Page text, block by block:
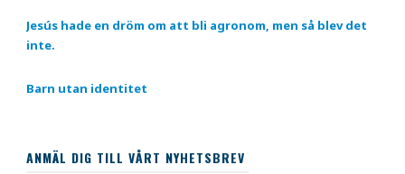
Jesús hade en dröm om att bli agronom, men så blev det
inte.
Barn utan identitet
ANMÄL DIG TILL VÅRT NYHETSBREV